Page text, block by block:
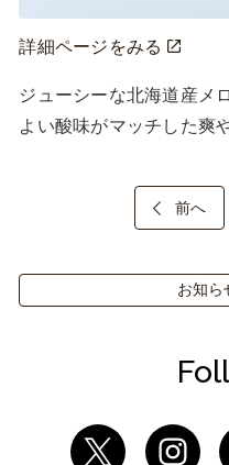
詳細ページをみる
ジューシーな北海道産メ
よい酸味がマッチした爽
前へ
お知ら